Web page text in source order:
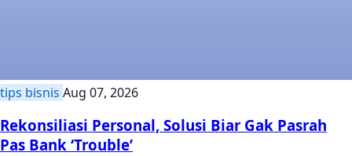
tips bisnis Aug 07, 2026
Rekonsiliasi Personal, Solusi Biar Gak Pasrah
Pas Bank ‘Trouble’